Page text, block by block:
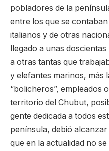
pobladores de la
entre los que se
italianos y de otras
llegado a unas
a otras tantas que
y elefantes marinos, más
“bolicheros”, empleados
territorio del Chubut,
gente dedicada a todos
península, debió
que en la actualidad no